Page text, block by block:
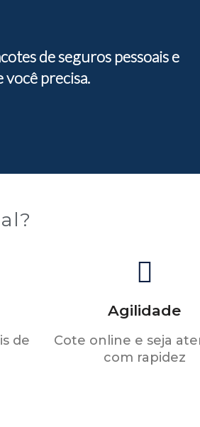
de seguros pessoais e
você precisa.
de
Agilidade
Cote online e seja
com rapidez